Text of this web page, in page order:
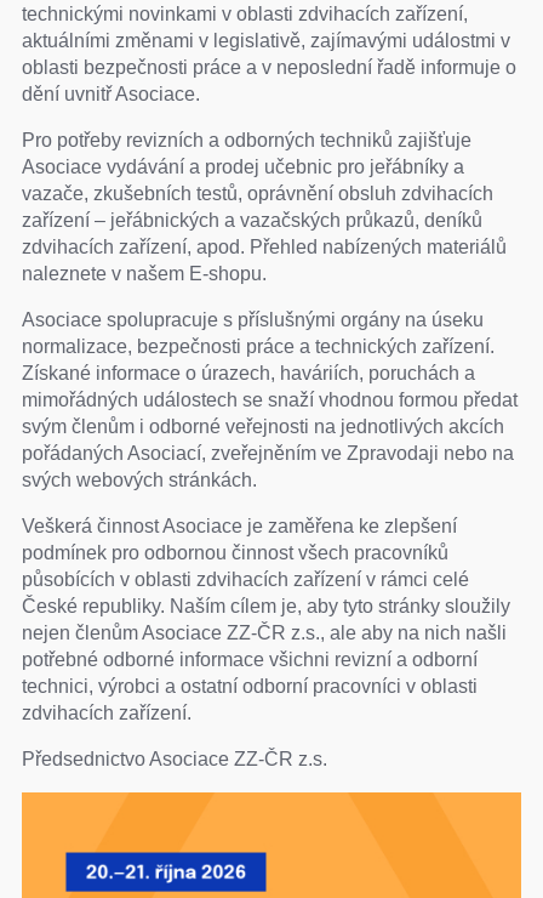
technickými novinkami v oblasti zdvihacích zařízení,
aktuálními změnami v legislativě, zajímavými událostmi v
oblasti bezpečnosti práce a v neposlední řadě informuje o
dění uvnitř Asociace.
Pro potřeby revizních a odborných techniků zajišťuje
Asociace vydávání a prodej učebnic pro jeřábníky a
vazače, zkušebních testů, oprávnění obsluh zdvihacích
zařízení – jeřábnických a vazačských průkazů, deníků
zdvihacích zařízení, apod. Přehled nabízených materiálů
naleznete v našem E-shopu.
Asociace spolupracuje s příslušnými orgány na úseku
normalizace, bezpečnosti práce a technických zařízení.
Získané informace o úrazech, haváriích, poruchách a
mimořádných událostech se snaží vhodnou formou předat
svým členům i odborné veřejnosti na jednotlivých akcích
pořádaných Asociací, zveřejněním ve Zpravodaji nebo na
svých webových stránkách.
Veškerá činnost Asociace je zaměřena ke zlepšení
podmínek pro odbornou činnost všech pracovníků
působících v oblasti zdvihacích zařízení v rámci celé
České republiky. Naším cílem je, aby tyto stránky sloužily
nejen členům Asociace ZZ-ČR z.s., ale aby na nich našli
potřebné odborné informace všichni revizní a odborní
technici, výrobci a ostatní odborní pracovníci v oblasti
zdvihacích zařízení.
Předsednictvo Asociace ZZ-ČR z.s.